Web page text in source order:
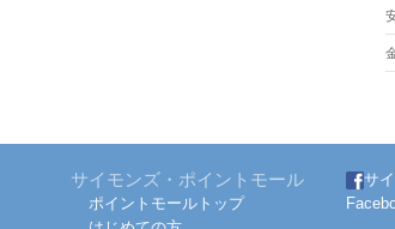
サイモンズ・ポイントモール
ポイントモールトップ
サ